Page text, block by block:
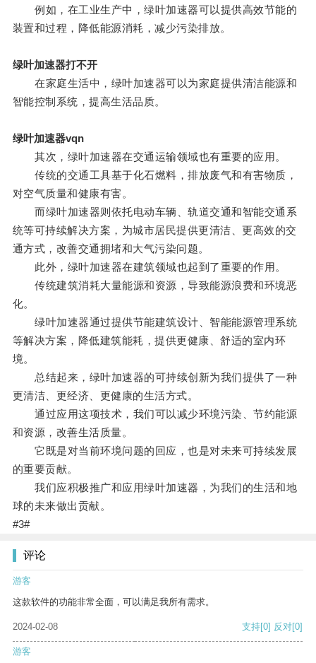
例如，在工业生产中，绿叶加速器可以提供高效节能的
装置和过程，降低能源消耗，减少污染排放。
绿叶加速器打不开
在家庭生活中，绿叶加速器可以为家庭提供清洁能源和
智能控制系统，提高生活品质。
绿叶加速器vqn
其次，绿叶加速器在交通运输领域也有重要的应用。
传统的交通工具基于化石燃料，排放废气和有害物质，
对空气质量和健康有害。
而绿叶加速器则依托电动车辆、轨道交通和智能交通系
统等可持续解决方案，为城市居民提供更清洁、更高效的交
通方式，改善交通拥堵和大气污染问题。
此外，绿叶加速器在建筑领域也起到了重要的作用。
传统建筑消耗大量能源和资源，导致能源浪费和环境恶
化。
绿叶加速器通过提供节能建筑设计、智能能源管理系统
等解决方案，降低建筑能耗，提供更健康、舒适的室内环
境。
总结起来，绿叶加速器的可持续创新为我们提供了一种
更清洁、更经济、更健康的生活方式。
通过应用这项技术，我们可以减少环境污染、节约能源
和资源，改善生活质量。
它既是对当前环境问题的回应，也是对未来可持续发展
的重要贡献。
我们应积极推广和应用绿叶加速器，为我们的生活和地
球的未来做出贡献。
#3#
评论
游客
这款软件的功能非常全面，可以满足我所有需求。
2024-02-08 支持[0] 反对[0]
游客